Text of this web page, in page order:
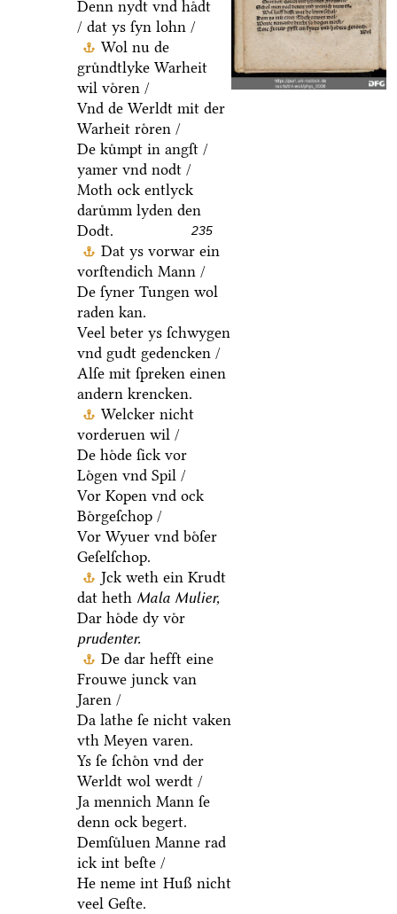
Denn nydt vnd haͤdt
/ dat ys ſyn lohn /
Wol nu de
gruͤndtlyke Warheit
wil voͤren /
Vnd de Werldt mit der
Warheit roͤren /
De kuͤmpt in angſt /
yamer vnd nodt /
Moth ock entlyck
daruͤmm lyden den
Dodt.
235
Dat ys vorwar ein
vorſtendich Mann /
De ſyner Tungen wol
raden kan.
Veel beter ys ſchwygen
vnd gudt gedencken /
Alſe mit ſpreken einen
andern krencken.
Welcker nicht
vorderuen wil /
De hoͤde ſick vor
Loͤgen vnd Spil /
Vor Kopen vnd ock
Boͤrgeſchop /
Vor Wyuer vnd boͤſer
Geſelſchop.
Jck weth ein Krudt
dat heth Mala Mulier,
Dar hoͤde dy voͤr
prudenter.
De dar hefft eine
Frouwe junck van
Jaren /
Da lathe ſe nicht vaken
vth Meyen varen.
Ys ſe ſchoͤn vnd der
Werldt wol werdt /
Ja mennich Mann ſe
denn ock begert.
Demſuͤluen Manne rad
ick int beſte /
He neme int Huß nicht
veel Geſte.